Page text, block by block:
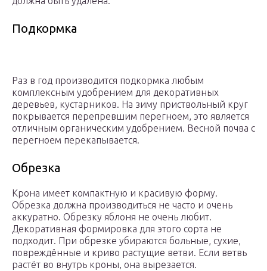
Подкормка
Раз в год производится подкормка любым
комплексным удобрением для декоративных
деревьев, кустарников. На зиму приствольный круг
покрывается перепревшим перегноем, это является
отличным органическим удобрением. Весной почва с
перегноем перекапывается.
Обрезка
Крона имеет компактную и красивую форму.
Обрезка должна производиться не часто и очень
аккуратно. Обрезку яблоня не очень любит.
Декоративная формировка для этого сорта не
подходит. При обрезке убираются больные, сухие,
повреждённые и криво растущие ветви. Если ветвь
растёт во внутрь кроны, она вырезается.